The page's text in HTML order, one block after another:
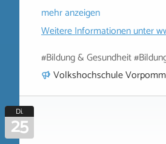
mehr anzeigen
Weitere Informationen unter
#Bildung & Gesundheit
Volkshochschule
Di.
25